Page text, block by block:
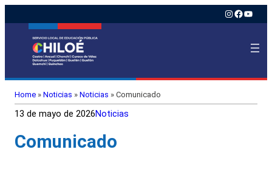
Instagram
Home » Noticias » Noticias » Comunicado
13 de mayo de 2026Noticias
Comunicado